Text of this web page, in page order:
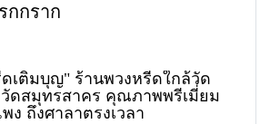
กกราก
เติมบุญ" ร้านพวงหรีดใกล้วัด
ดสมุทรสาคร คุณภาพพรีเมี่ยม
ง ถึงศาลาตรงเวลา